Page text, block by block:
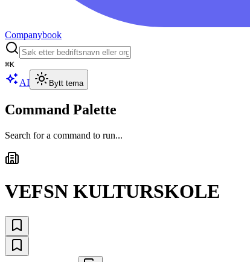
Companybook
⌘K
AI Bytt tema
Command Palette
Search for a command to run...
VEFSN KULTURSKOLE